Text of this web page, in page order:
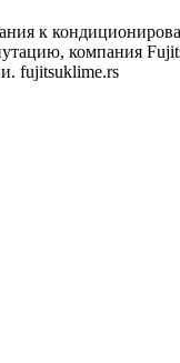
к
компания
fujitsuklime.rs